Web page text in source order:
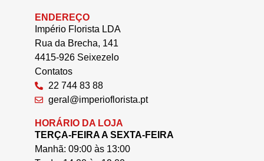
ENDEREÇO
Império Florista LDA
Rua da Brecha, 141
4415-926 Seixezelo
Contatos
22 744 83 88
geral@imperioflorista.pt
HORÁRIO DA LOJA
TERÇA-FEIRA A SEXTA-FEIRA
Manhã: 09:00 às 13:00